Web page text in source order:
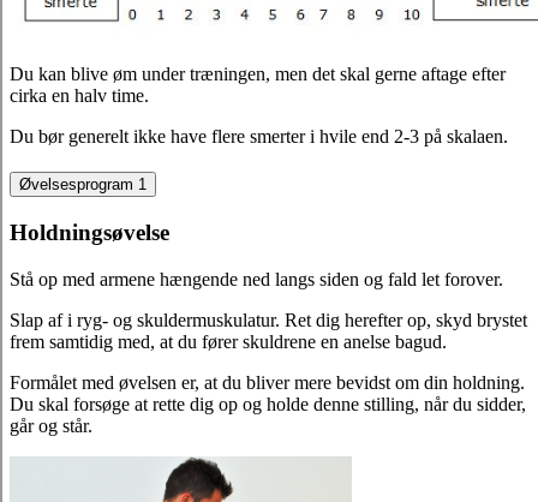
Du kan blive øm under træningen, men det skal gerne aftage efter
cirka en halv time.
Du bør generelt ikke have flere smerter i hvile end 2-3 på skalaen.
Øvelsesprogram 1
Holdningsøvelse
Stå op med armene hængende ned langs siden og fald let forover.
Slap af i ryg- og skuldermuskulatur. Ret dig herefter op, skyd brystet
frem samtidig med, at du fører skuldrene en anelse bagud.
Formålet med øvelsen er, at du bliver mere bevidst om din holdning.
Du skal forsøge at rette dig op og holde denne stilling, når du sidder,
går og står.